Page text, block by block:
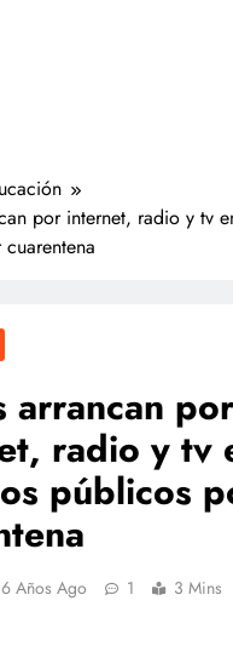
por internet, radio y tv
arrancan por
radio y tv
públicos
6 Años Ago 1 3 Mins